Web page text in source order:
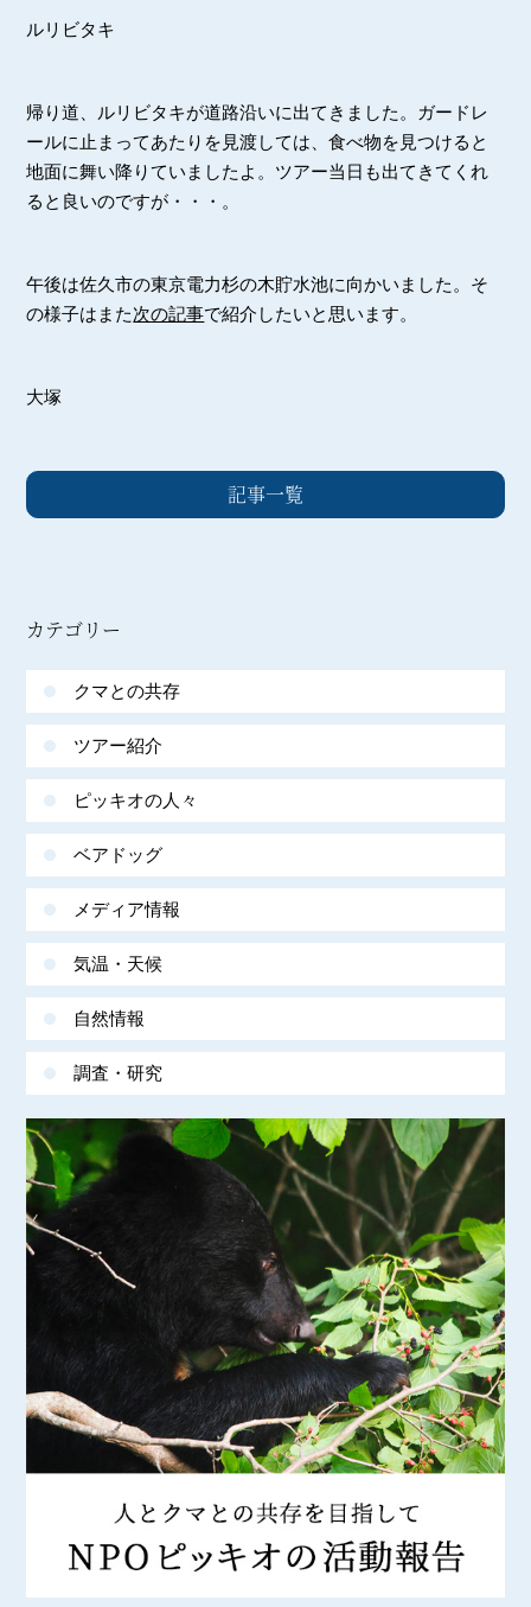
ルリビタキ
帰り道、ルリビタキが道路沿いに出てきました。ガードレ
ールに止まってあたりを見渡しては、食べ物を見つけると
地面に舞い降りていましたよ。ツアー当日も出てきてくれ
ると良いのですが・・・。
午後は佐久市の東京電力杉の木貯水池に向かいました。そ
の様子はまた次の記事で紹介したいと思います。
大塚
記事一覧
カテゴリー
クマとの共存
ツアー紹介
ピッキオの人々
ベアドッグ
メディア情報
気温・天候
自然情報
調査・研究